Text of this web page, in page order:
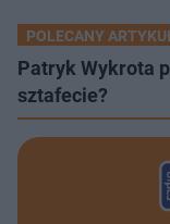
POLECANY
Patryk Wykrota
sztafecie?